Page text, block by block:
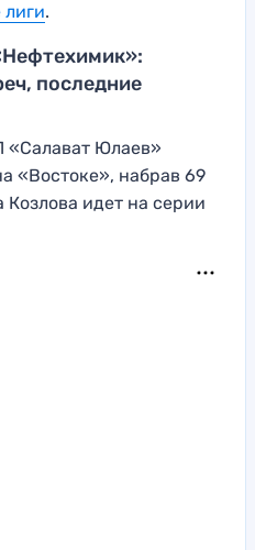
.
последние
«Салават Юлаев»
«Востоке», набрав 69
идет на серии